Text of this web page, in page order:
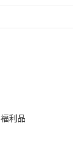
福利品